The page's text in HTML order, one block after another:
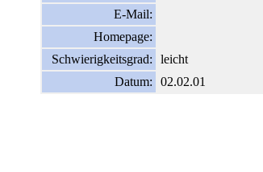
E-Mail:
Homepage:
Schwierigkeitsgrad:
leicht
Datum:
02.02.01